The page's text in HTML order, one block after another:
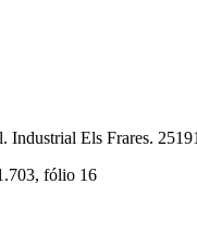
Industrial Els Frares.
fólio 16